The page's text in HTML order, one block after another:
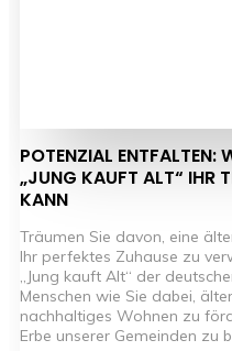
POTENZIAL ENTFALTEN:
„JUNG KAUFT ALT“ IHR
KANN
Träumen Sie davon, eine
Ihr perfektes Zuhause zu
„Jung kauft Alt“ der
Menschen wie Sie dabei,
nachhaltiges Wohnen zu
Erbe unserer Gemeinden zu